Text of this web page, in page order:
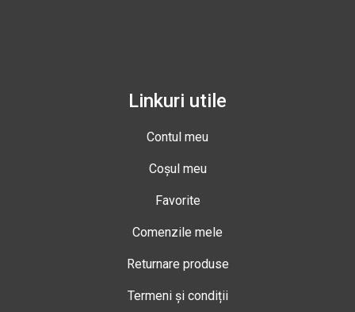
Linkuri utile
Contul meu
Coșul meu
Favorite
Comenzile mele
Returnare produse
Termeni și condiții